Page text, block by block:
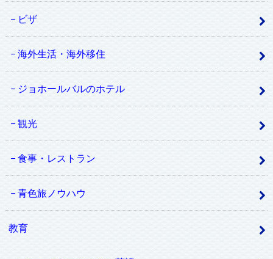
ビザ
海外生活・海外移住
ジョホールバルのホテル
観光
食事・レストラン
青色旅ノウハウ
教育